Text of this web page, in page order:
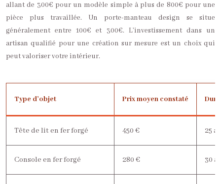
allant de 300€ pour un modèle simple à plus de 800€ pour une
pièce plus travaillée. Un porte-manteau design se situe
généralement entre 100€ et 300€. L’investissement dans un
artisan qualifié pour une création sur mesure est un choix qui
peut valoriser votre intérieur.
Type d’objet Prix moyen constaté
Tête de lit en fer forgé 450 € 25
Console en fer forgé 280 € 30